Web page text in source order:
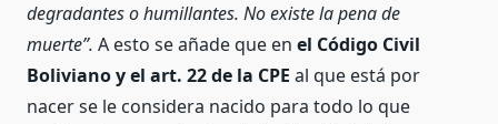
degradantes o humillantes. No existe la pena de
muerte”. A esto se añade que en el Código Civil
Boliviano y el art. 22 de la CPE al que está por
nacer se le considera nacido para todo lo que